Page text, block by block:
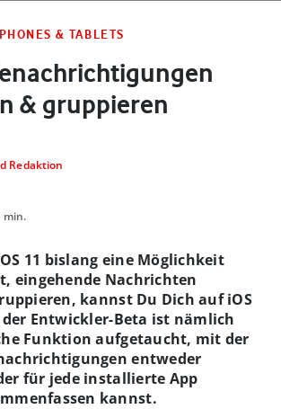
& TABLETS
& gruppieren
Redaktion
min.
11 bislang eine Möglichkeit
eingehende Nachrichten
kannst Du Dich auf iOS
Entwickler-Beta ist nämlich
Funktion aufgetaucht, mit der
entweder
für jede installierte App
kannst.